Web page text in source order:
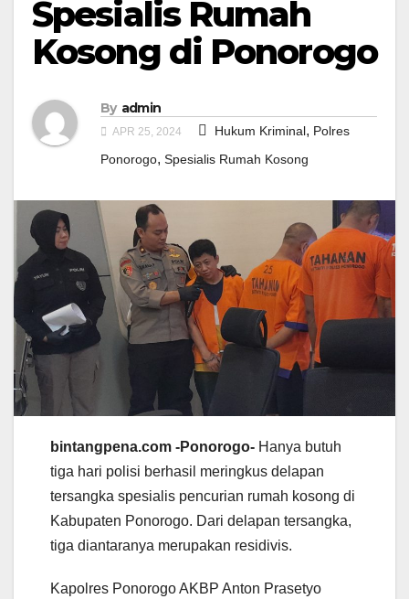
Spesialis Rumah
Kosong di Ponorogo
By admin
APR 25, 2024 Hukum Kriminal, Polres
Ponorogo, Spesialis Rumah Kosong
bintangpena.com -Ponorogo- Hanya butuh
tiga hari polisi berhasil meringkus delapan
tersangka spesialis pencurian rumah kosong di
Kabupaten Ponorogo. Dari delapan tersangka,
tiga diantaranya merupakan residivis.
Kapolres Ponorogo AKBP Anton Prasetyo